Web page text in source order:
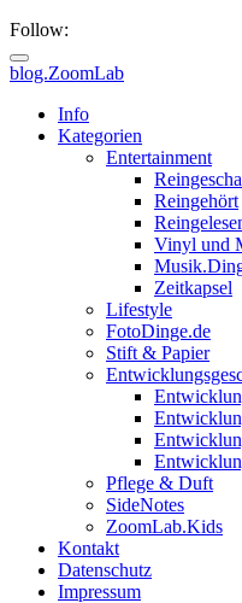
Follow:
blog.ZoomLab
ZoomLab
Info
Kategorien
Entertainment
Reingehört
Vinyl und
Zeitkapsel
Lifestyle
FotoDinge.de
Stift & Papier
Pflege & Duft
SideNotes
ZoomLab.Kids
Kontakt
Datenschutz
Impressum